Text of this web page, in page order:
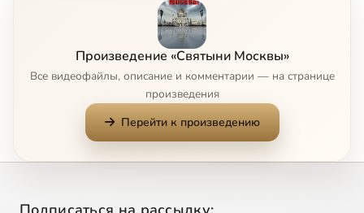
9 Храм Рождества Пресвятой Богородицы в Старом Симонове
Храм святителя Мартина Исповедника
11 Храм святителя Николая Чудотворца в Кленниках
12
Произведение «Святыни Москвы»
Все видеофайлы, описание и комментарии — на странице
произведения
Перейти к произведению